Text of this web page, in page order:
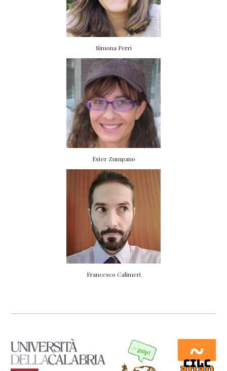
Simona Perri
Ester Zumpano
Francesco Calimeri